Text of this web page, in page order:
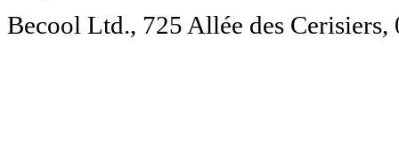
Becool Ltd., 725 Allée des